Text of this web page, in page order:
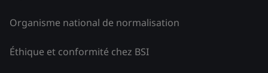
Organisme national de normalisation
Éthique et conformité chez BSI